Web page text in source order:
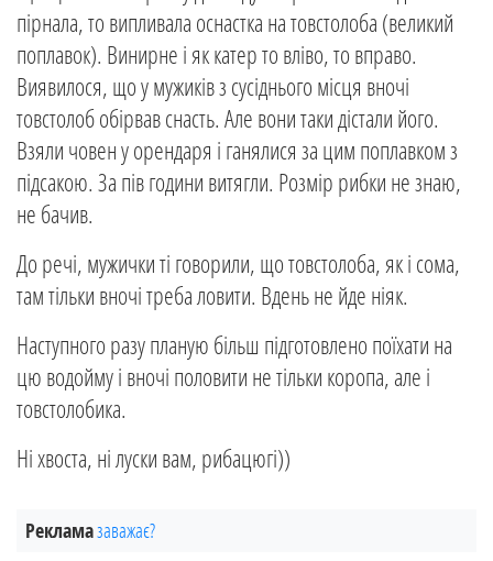
пірнала, то випливала оснастка на товстолоба (великий
поплавок). Винирне і як катер то вліво, то вправо.
Виявилося, що у мужиків з сусіднього місця вночі
товстолоб обірвав снасть. Але вони таки дістали його.
Взяли човен у орендаря і ганялися за цим поплавком з
підсакою. За пів години витягли. Розмір рибки не знаю,
не бачив.
До речі, мужички ті говорили, що товстолоба, як і сома,
там тільки вночі треба ловити. Вдень не йде ніяк.
Наступного разу планую більш підготовлено поїхати на
цю водойму і вночі половити не тільки коропа, але і
товстолобика.
Ні хвоста, ні луски вам, рибацюгі))
Рекламазаважає?